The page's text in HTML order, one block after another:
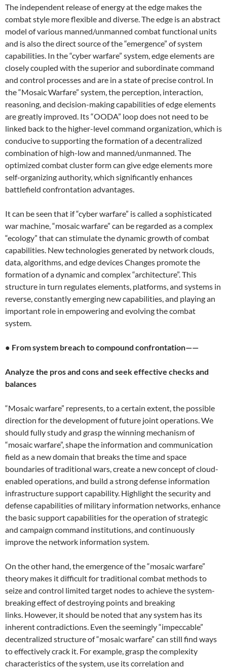
The independent release of energy at the edge makes the
combat style more flexible and diverse. The edge is an abstract
model of various manned/unmanned combat functional units
and is also the direct source of the “emergence” of system
capabilities. In the “cyber warfare” system, edge elements are
closely coupled with the superior and subordinate command
and control processes and are in a state of precise control. In
the “Mosaic Warfare” system, the perception, interaction,
reasoning, and decision-making capabilities of edge elements
are greatly improved. Its “OODA” loop does not need to be
linked back to the higher-level command organization, which is
conducive to supporting the formation of a decentralized
combination of high-low and manned/unmanned. The
optimized combat cluster form can give edge elements more
self-organizing authority, which significantly enhances
battlefield confrontation advantages.
It can be seen that if “cyber warfare” is called a sophisticated
war machine, “mosaic warfare” can be regarded as a complex
“ecology” that can stimulate the dynamic growth of combat
capabilities. New technologies generated by network clouds,
data, algorithms, and edge devices Changes promote the
formation of a dynamic and complex “architecture”. This
structure in turn regulates elements, platforms, and systems in
reverse, constantly emerging new capabilities, and playing an
important role in empowering and evolving the combat
system.
● From system breach to compound confrontation——
Analyze the pros and cons and seek effective checks and
balances
“Mosaic warfare” represents, to a certain extent, the possible
direction for the development of future joint operations. We
should fully study and grasp the winning mechanism of
“mosaic warfare”, shape the information and communication
field as a new domain that breaks the time and space
boundaries of traditional wars, create a new concept of cloud-
enabled operations, and build a strong defense information
infrastructure support capability. Highlight the security and
defense capabilities of military information networks, enhance
the basic support capabilities for the operation of strategic
and campaign command institutions, and continuously
improve the network information system.
On the other hand, the emergence of the “mosaic warfare”
theory makes it difficult for traditional combat methods to
seize and control limited target nodes to achieve the system-
breaking effect of destroying points and breaking
links. However, it should be noted that any system has its
inherent contradictions. Even the seemingly “impeccable”
decentralized structure of “mosaic warfare” can still find ways
to effectively crack it. For example, grasp the complexity
characteristics of the system, use its correlation and